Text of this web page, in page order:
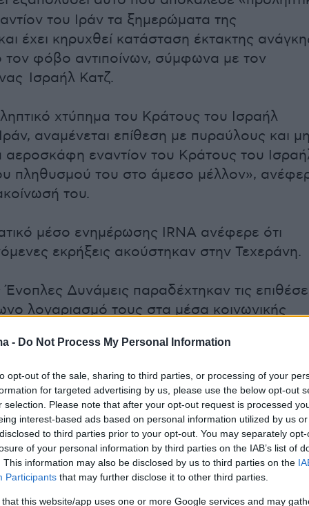
- Do Not Process My Personal Information
opt-out of the sale, sharing to third parties, or processing of your
for targeted advertising by us, please use the below opt-out
selection. Please note that after your opt-out request is processed
interest-based ads based on personal information utilized by us
to third parties prior to your opt-out. You may separately
of your personal information by third parties on the IAB’s list of
This information may also be disclosed by us to third parties on the
Participants that may further disclose it to other third parties.
that this website/app uses one or more Google services and may
του Ιράν τα ξημερώματα της
έχει κηρυχθεί κατάσταση έκτακτης
φόβο αντιποίνων, σύμφωνα με τον
Ισραήλ Κατζ.
χτύπημα του Κράτους του Ισραήλ
αναμένεται επίθεση με πυραύλους και μη
εναντίον του Κράτους του
πληθυσμού του στο άμεσο μέλλον»,
του.
μέσο ενημέρωσης IRNA ανέφερε ότι
εκρήξεις ακούστηκαν στην Τεχεράνη.
Ένοπλες Δυνάμεις παραδέχτηκαν τις
λογαριασμό τους στα μέσα κοινωνικής
δεκάδες αεροσκάφη της Ισραηλινής
«ολοκλήρωσαν το πρώτο στάδιο»
περιλαμβάνει «επιθέσεις σε δεκάδες
στόχους, συμπεριλαμβανομένων πυρηνικών
περιοχές του Ιράν» και ότι τα όπλα
στα χέρια του Ιράν αποτελούν
για το Ισραήλ «και για τον ευρύτερο